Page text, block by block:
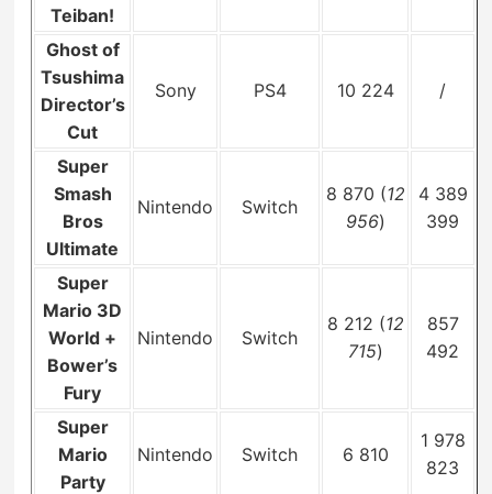
Teiban!
Ghost of
Tsushima
Director’s
Cut
Sony PS4 10 224 /
Super
Smash
Bros
Ultimate
Nintendo Switch
8 870 (12
956)
4 389
399
Super
Mario 3D
World +
Bower’s
Fury
Nintendo Switch
8 212 (12
715)
857
492
Super
Mario
Party
Nintendo Switch 6 810
1 978
823